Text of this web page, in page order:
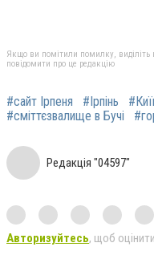
Якщо ви помітили помилку, виділіть
повідомити про це редакцію
#сайт Ірпеня #Ірпінь
#сміттєзвалище в Бучі
Редакція "04597"
Авторизуйтесь, щоб оцінити